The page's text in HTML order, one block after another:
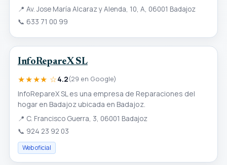
📍 Av. Jose María Alcaraz y Alenda, 10, A, 06001 Badajoz
📞 633 71 00 99
InfoRepareX SL
★★★★ ☆4.2(29 en Google)
InfoRepareX SL es una empresa de Reparaciones del
hogar en Badajoz ubicada en Badajoz.
📍 C. Francisco Guerra, 3, 06001 Badajoz
📞 924 23 92 03
Web oficial